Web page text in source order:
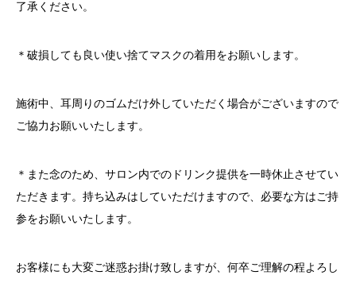
了承ください。
＊破損しても良い使い捨てマスクの着用をお願いします。
施術中、耳周りのゴムだけ外していただく場合がございますので
ご協力お願いいたします。
＊また念のため、サロン内でのドリンク提供を一時休止させてい
ただきます。持ち込みはしていただけますので、必要な方はご持
参をお願いいたします。
お客様にも大変ご迷惑お掛け致しますが、何卒ご理解の程よろし